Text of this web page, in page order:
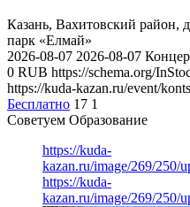
Казань, Вахитовский район,
парк «Елмай»
2026-08-07 2026-08-07
0 RUB https://schema.org/
https://kuda-kazan.ru/event/
Бесплатно 17 1
Советуем Образование
https://kuda-
kazan.ru/image/269/250/
https://kuda-
kazan.ru/image/269/250/